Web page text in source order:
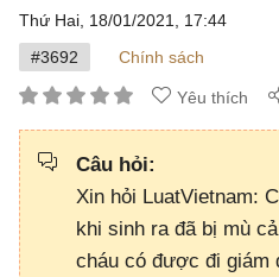
Thứ Hai, 18/01/2021, 17:44
#3692
Chính sách
Yêu thích
Câu hỏi:
Xin hỏi LuatVietnam:
khi sinh ra đã bị mù
cháu có được đi giám